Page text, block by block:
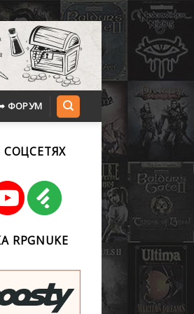
ФОРУМ
СОЦСЕТЯХ